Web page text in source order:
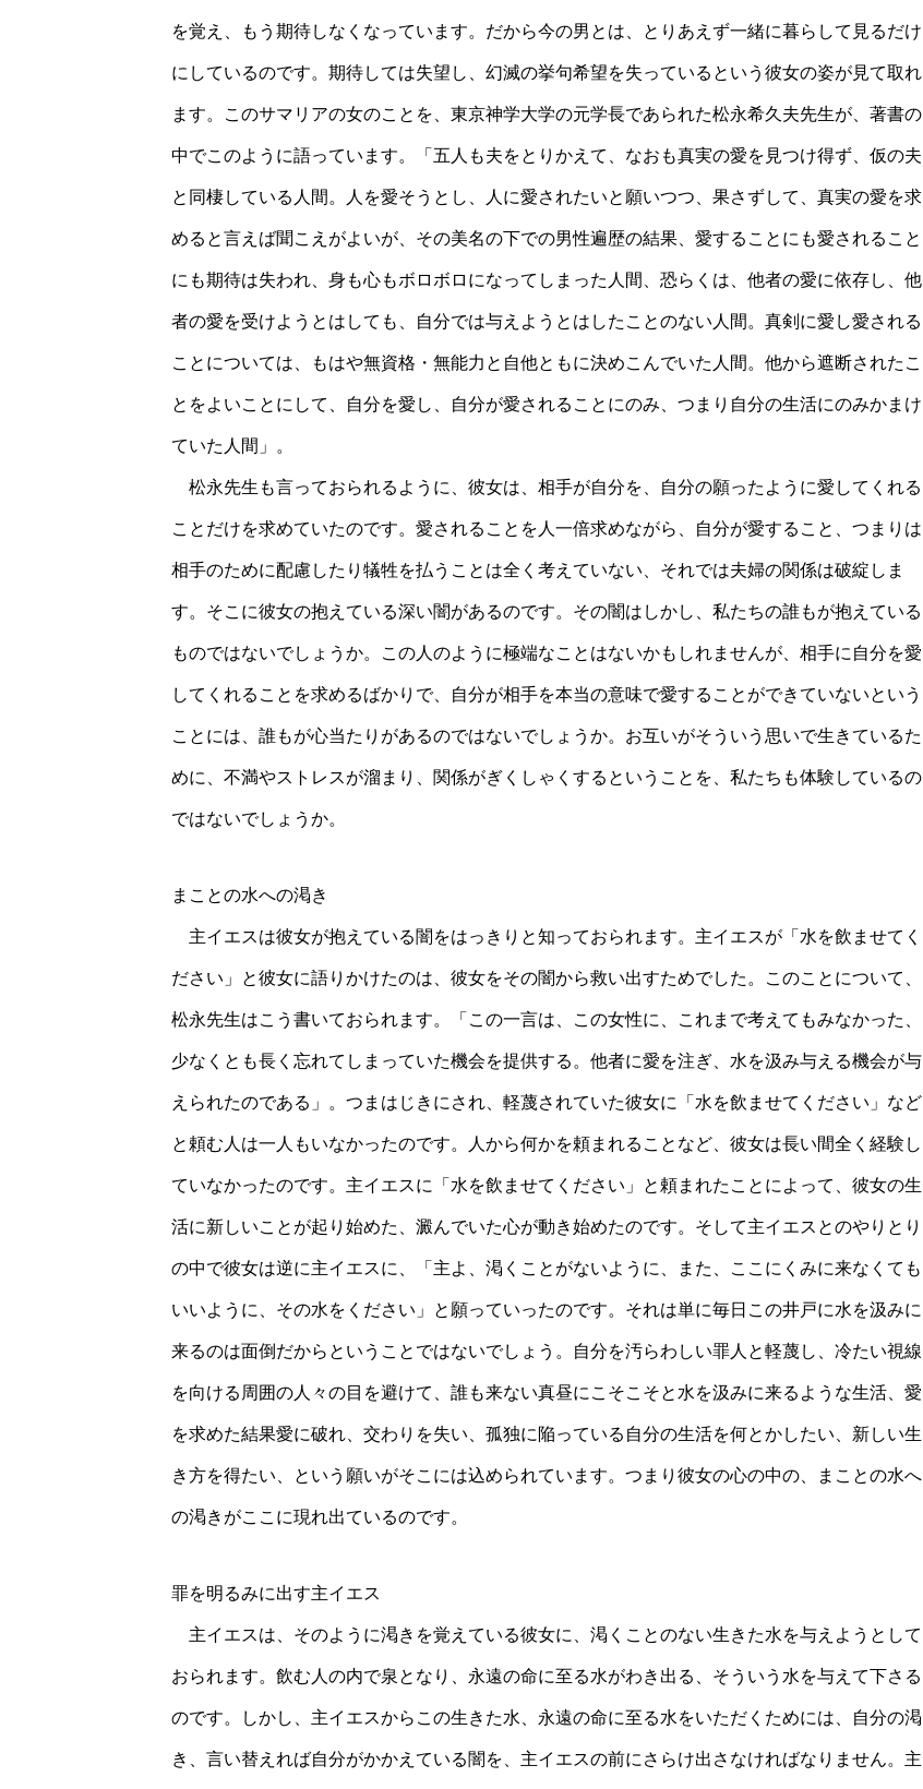
を覚え、もう期待しなくなっています。だから今の男とは、とりあえず一緒に暮らして見るだけ
にしているのです。期待しては失望し、幻滅の挙句希望を失っているという彼女の姿が見て取れ
ます。このサマリアの女のことを、東京神学大学の元学長であられた松永希久夫先生が、著書の
中でこのように語っています。「五人も夫をとりかえて、なおも真実の愛を見つけ得ず、仮の夫
と同棲している人間。人を愛そうとし、人に愛されたいと願いつつ、果さずして、真実の愛を求
めると言えば聞こえがよいが、その美名の下での男性遍歴の結果、愛することにも愛されること
にも期待は失われ、身も心もボロボロになってしまった人間、恐らくは、他者の愛に依存し、他
者の愛を受けようとはしても、自分では与えようとはしたことのない人間。真剣に愛し愛される
ことについては、もはや無資格・無能力と自他ともに決めこんでいた人間。他から遮断されたこ
とをよいことにして、自分を愛し、自分が愛されることにのみ、つまり自分の生活にのみかまけ
ていた人間」。
松永先生も言っておられるように、彼女は、相手が自分を、自分の願ったように愛してくれる
ことだけを求めていたのです。愛されることを人一倍求めながら、自分が愛すること、つまりは
相手のために配慮したり犠牲を払うことは全く考えていない、それでは夫婦の関係は破綻しま
す。そこに彼女の抱えている深い闇があるのです。その闇はしかし、私たちの誰もが抱えている
ものではないでしょうか。この人のように極端なことはないかもしれませんが、相手に自分を愛
してくれることを求めるばかりで、自分が相手を本当の意味で愛することができていないという
ことには、誰もが心当たりがあるのではないでしょうか。お互いがそういう思いで生きているた
めに、不満やストレスが溜まり、関係がぎくしゃくするということを、私たちも体験しているの
ではないでしょうか。
まことの水への渇き
主イエスは彼女が抱えている闇をはっきりと知っておられます。主イエスが「水を飲ませてく
ださい」と彼女に語りかけたのは、彼女をその闇から救い出すためでした。このことについて、
松永先生はこう書いておられます。「この一言は、この女性に、これまで考えてもみなかった、
少なくとも長く忘れてしまっていた機会を提供する。他者に愛を注ぎ、水を汲み与える機会が与
えられたのである」。つまはじきにされ、軽蔑されていた彼女に「水を飲ませてください」など
と頼む人は一人もいなかったのです。人から何かを頼まれることなど、彼女は長い間全く経験し
ていなかったのです。主イエスに「水を飲ませてください」と頼まれたことによって、彼女の生
活に新しいことが起り始めた、澱んでいた心が動き始めたのです。そして主イエスとのやりとり
の中で彼女は逆に主イエスに、「主よ、渇くことがないように、また、ここにくみに来なくても
いいように、その水をください」と願っていったのです。それは単に毎日この井戸に水を汲みに
来るのは面倒だからということではないでしょう。自分を汚らわしい罪人と軽蔑し、冷たい視線
を向ける周囲の人々の目を避けて、誰も来ない真昼にこそこそと水を汲みに来るような生活、愛
を求めた結果愛に破れ、交わりを失い、孤独に陥っている自分の生活を何とかしたい、新しい生
き方を得たい、という願いがそこには込められています。つまり彼女の心の中の、まことの水へ
の渇きがここに現れ出ているのです。
罪を明るみに出す主イエス
主イエスは、そのように渇きを覚えている彼女に、渇くことのない生きた水を与えようとして
おられます。飲む人の内で泉となり、永遠の命に至る水がわき出る、そういう水を与えて下さる
のです。しかし、主イエスからこの生きた水、永遠の命に至る水をいただくためには、自分の渇
き、言い替えれば自分がかかえている闇を、主イエスの前にさらけ出さなければなりません。主